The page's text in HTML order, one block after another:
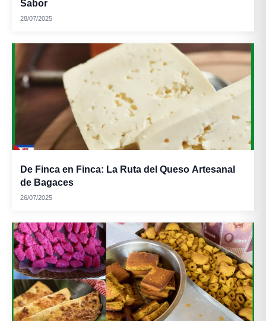
Sabor
28/07/2025
De Finca en Finca: La Ruta del Queso Artesanal
de Bagaces
26/07/2025